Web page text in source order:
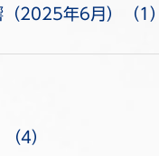
（2025年6月）（1）
4）